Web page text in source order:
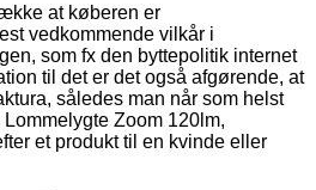
at køberen er
vedkommende vilkår i
som fx den byttepolitik internet
til det er det også afgørende, at
således man når som helst
Zoom 120lm,
et produkt til en kvinde eller